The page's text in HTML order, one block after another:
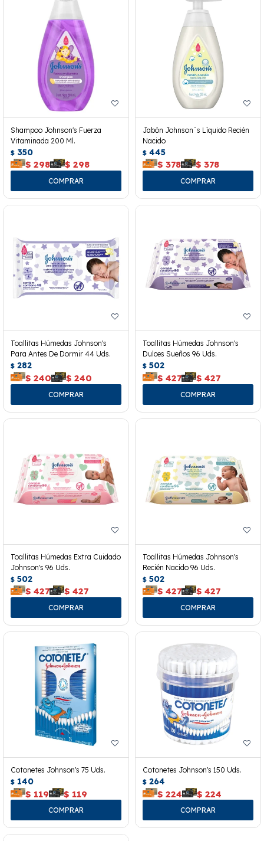
Shampoo Johnson's Fuerza
Vitaminada 200 Ml.
$ 350
$ 298 $ 298
Jabón Johnson´s Líquido Recién
Nacido
$ 445
$ 378 $ 378
Toallitas Húmedas Johnson's
Para Antes De Dormir 44 Uds.
$ 282
$ 240 $ 240
Toallitas Húmedas Johnson's
Dulces Sueños 96 Uds.
$ 502
$ 427 $ 427
Toallitas Húmedas Extra Cuidado
Johnson's 96 Uds.
$ 502
$ 427 $ 427
Toallitas Húmedas Johnson's
Recién Nacido 96 Uds.
$ 502
$ 427 $ 427
Cotonetes Johnson's 75 Uds.
$ 140
$ 119 $ 119
Cotonetes Johnson's 150 Uds.
$ 264
$ 224 $ 224